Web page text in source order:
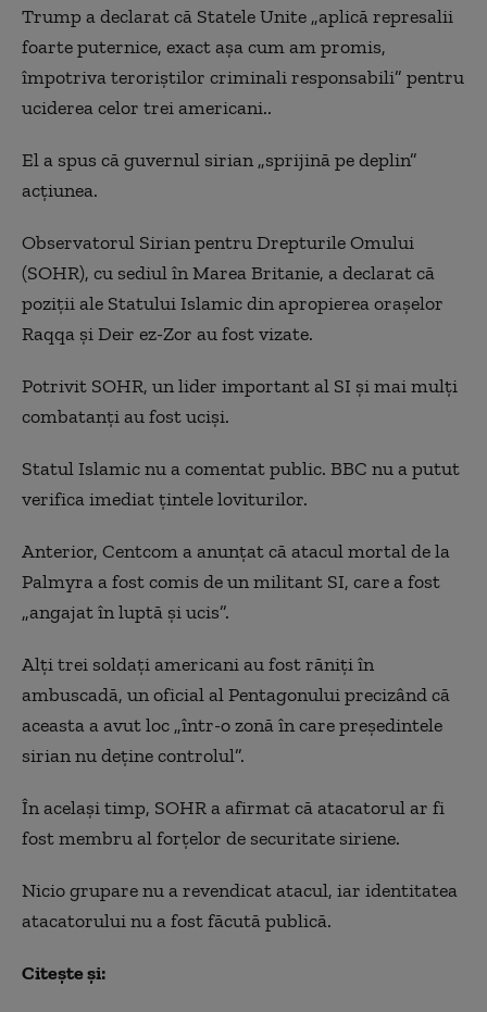
Trump a declarat că Statele Unite „aplică represalii
foarte puternice, exact aşa cum am promis,
împotriva teroriştilor criminali responsabili” pentru
uciderea celor trei americani..
El a spus că guvernul sirian „sprijină pe deplin”
acţiunea.
Observatorul Sirian pentru Drepturile Omului
(SOHR), cu sediul în Marea Britanie, a declarat că
poziţii ale Statului Islamic din apropierea oraşelor
Raqqa şi Deir ez-Zor au fost vizate.
Potrivit SOHR, un lider important al SI şi mai mulţi
combatanţi au fost ucişi.
Statul Islamic nu a comentat public. BBC nu a putut
verifica imediat ţintele loviturilor.
Anterior, Centcom a anunţat că atacul mortal de la
Palmyra a fost comis de un militant SI, care a fost
„angajat în luptă şi ucis”.
Alţi trei soldaţi americani au fost răniţi în
ambuscadă, un oficial al Pentagonului precizând că
aceasta a avut loc „într-o zonă în care preşedintele
sirian nu deţine controlul”.
În acelaşi timp, SOHR a afirmat că atacatorul ar fi
fost membru al forţelor de securitate siriene.
Nicio grupare nu a revendicat atacul, iar identitatea
atacatorului nu a fost făcută publică.
Citește și: